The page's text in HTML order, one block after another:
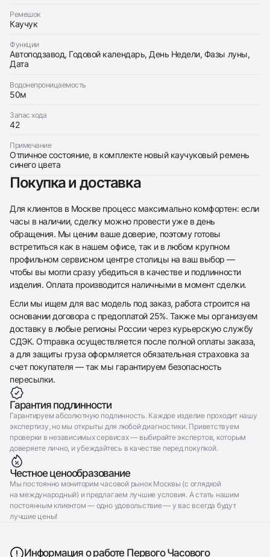
Ремешок
Каучук
Функции
Автоподзавод, Годовой календарь, День Недели, Фазы луны,
Дата
Водонепроницаемость
50м
Запас хода
42
Примечание
Отличное состояние, в комплекте новый каучуковый ремень
синего цвета
Покупка и доставка
Для клиентов в Москве процесс максимально комфортен: если
часы в наличии, сделку можно провести уже в день
обращения. Мы ценим ваше доверие, поэтому готовы
встретиться как в нашем офисе, так и в любом крупном
профильном сервисном центре столицы на ваш выбор —
чтобы вы могли сразу убедиться в качестве и подлинности
изделия. Оплата производится наличными в момент сделки.
Если мы ищем для вас модель под заказ, работа строится на
основании договора с предоплатой 25%. Также мы организуем
доставку в любые регионы России через курьерскую службу
СДЭК. Отправка осуществляется после полной оплаты заказа,
а для защиты груза оформляется обязательная страховка за
счет покупателя — так мы гарантируем безопасность
пересылки.
Гарантия подлинности
Гарантируем абсолютную подлинность. Каждое изделие проходит нашу
экспертизу, но мы открыты для любой диагностики. Приветствуем
проверки в независимых сервисах — выбирайте экспертов, которым
доверяете лично, и убеждайтесь в качестве перед покупкой.
Честное ценообразование
Мы постоянно мониторим часовой рынок Москвы (с оглядкой
на международный) и предлагаем лучшие условия. А стать нашим
постоянным клиентом — одно удовольствие — у вас всегда будут
лучшие цены!
Информация о работе Первого Часового
Отправить заявку